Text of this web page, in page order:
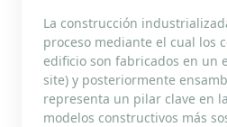
La construcción
proceso mediante el cual los
edificio son fabricados en un
site) y posteriormente
representa un pilar clave en
modelos constructivos más